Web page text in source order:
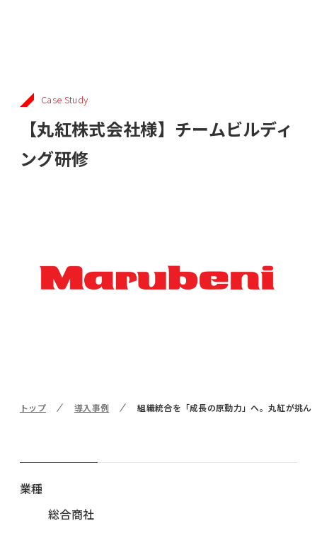
Case Study
【丸紅株式会社様】チームビルディ
ング研修
トップ 導入事例 組織統合を「成長の原動力」へ。丸紅が挑
業種
総合商社